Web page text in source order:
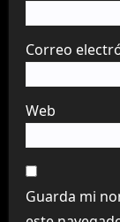
Correo
Web
Guarda mi